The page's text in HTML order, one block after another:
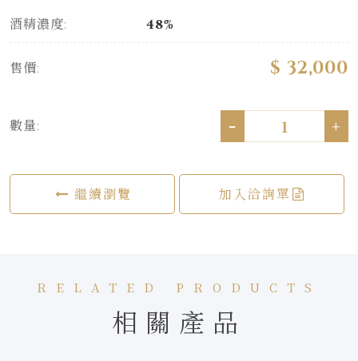
酒精濃度: 48%
售價: $ 32,000
數量: - +
繼續瀏覽 加入洽詢單
RELATED PRODUCTS
相關產品